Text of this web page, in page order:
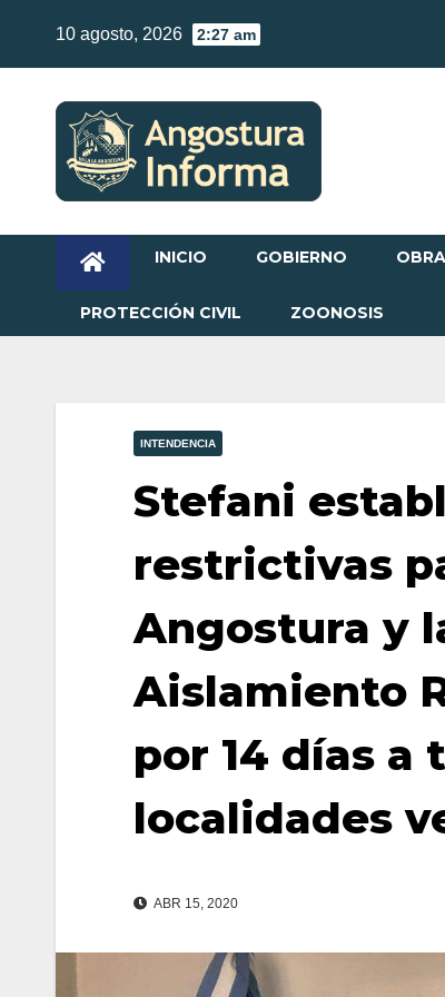
content
10 agosto, 2026 2:27 am
INICIO GOBIERNO
PROTECCIÓN CIVIL ZOONOSIS
INTENDENCIA
Stefani
restrictivas
Angostura y
Aislamiento
por 14 días a
localidades
ABR 15, 2020